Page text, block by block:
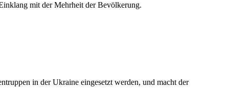
mit der Mehrheit der Bevölkerung.
in der Ukraine eingesetzt werden, und macht der